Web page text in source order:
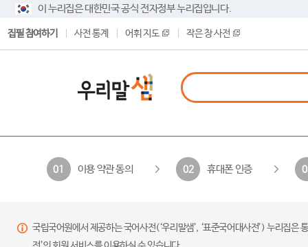
이 누리집은 대한민국 공식 전자정부 누리집입니다.
집필 참여하기 사전 통계 어휘 지도 작은 창 사전
01 이용 약관 동의 02 휴대폰 인증
국립국어원에서 제공하는 국어사전(‘우리말샘’, ‘표준국어대사전’) 누리집